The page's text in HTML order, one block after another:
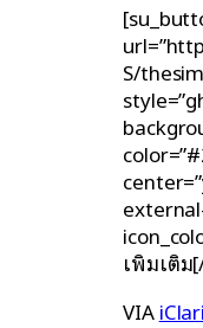
S/
เพิ่มเติม
VIA